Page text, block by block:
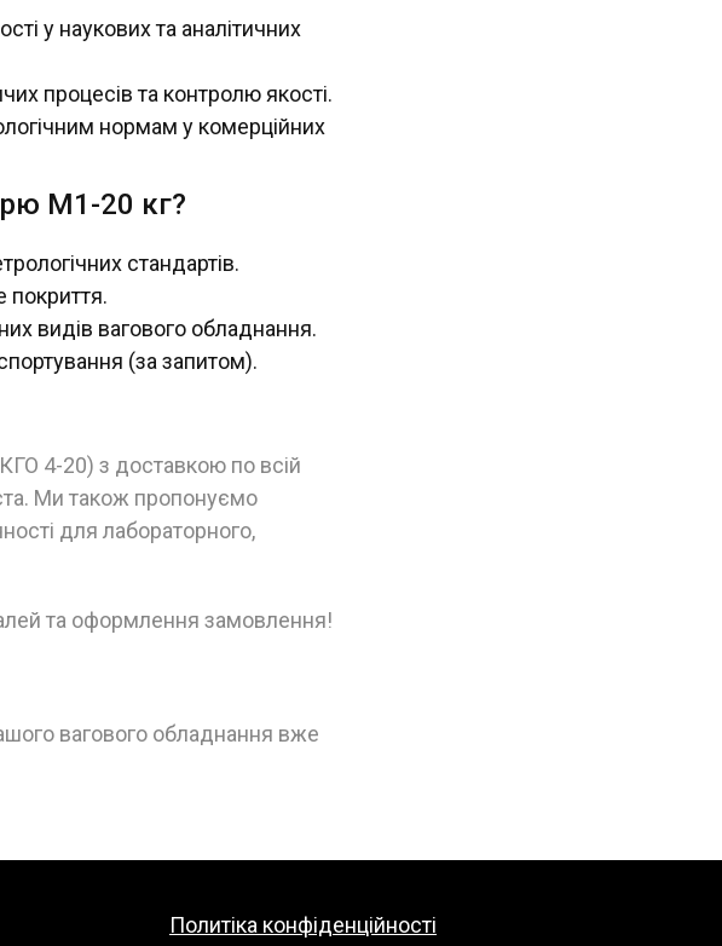
у наукових та аналітичних
процесів та контролю якості.
нормам у комерційних
М1-20 кг?
стандартів.
покриття.
видів вагового обладнання.
(за запитом).
4-20) з доставкою по всій
Ми також пропонуємо
для лабораторного,
та оформлення замовлення!
вагового обладнання вже
Политіка конфіденційності